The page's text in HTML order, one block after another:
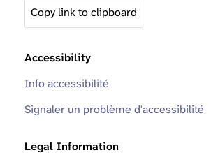
Copy link to clipboard
Accessibility
Info accessibilité
Signaler un problème d'accessibilité
Legal Information